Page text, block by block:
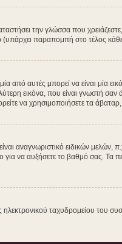
την γλώσσα που
(υπάρχει παραπομπή στο τέλος
αυτές μπορεί να είναι μία
εικόνα, που είναι γνωστή σαν
να χρησιμοποιήσετε τα
ειδικών μελών,
να αυξήσετε το βαθμό σας. Τα
ταχυδρομείου του